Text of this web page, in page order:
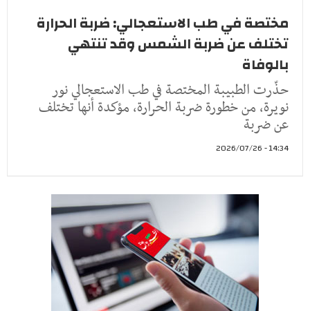
مختصة في طب الاستعجالي: ضربة الحرارة
تختلف عن ضربة الشمس وقد تنتهي
بالوفاة
حذّرت الطبيبة المختصة في طب الاستعجالي نور
نويرة، من خطورة ضربة الحرارة، مؤكدة أنها تختلف
عن ضربة
14:34 - 2026/07/26